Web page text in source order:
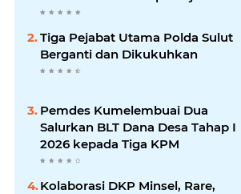
Tersangka
Tiga Pejabat Utama Polda Sulut
Berganti dan Dikukuhkan
Pemdes Kumelembuai Dua
Salurkan BLT Dana Desa Tahap I
2026 kepada Tiga KPM
Kolaborasi DKP Minsel, Rare,